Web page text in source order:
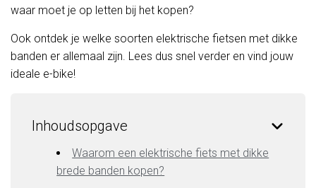
waar moet je op letten bij het kopen?
Ook ontdek je welke soorten elektrische fietsen met dikke
banden er allemaal zijn. Lees dus snel verder en vind jouw
ideale e-bike!
Inhoudsopgave
Waarom een elektrische fiets met dikke
brede banden kopen?